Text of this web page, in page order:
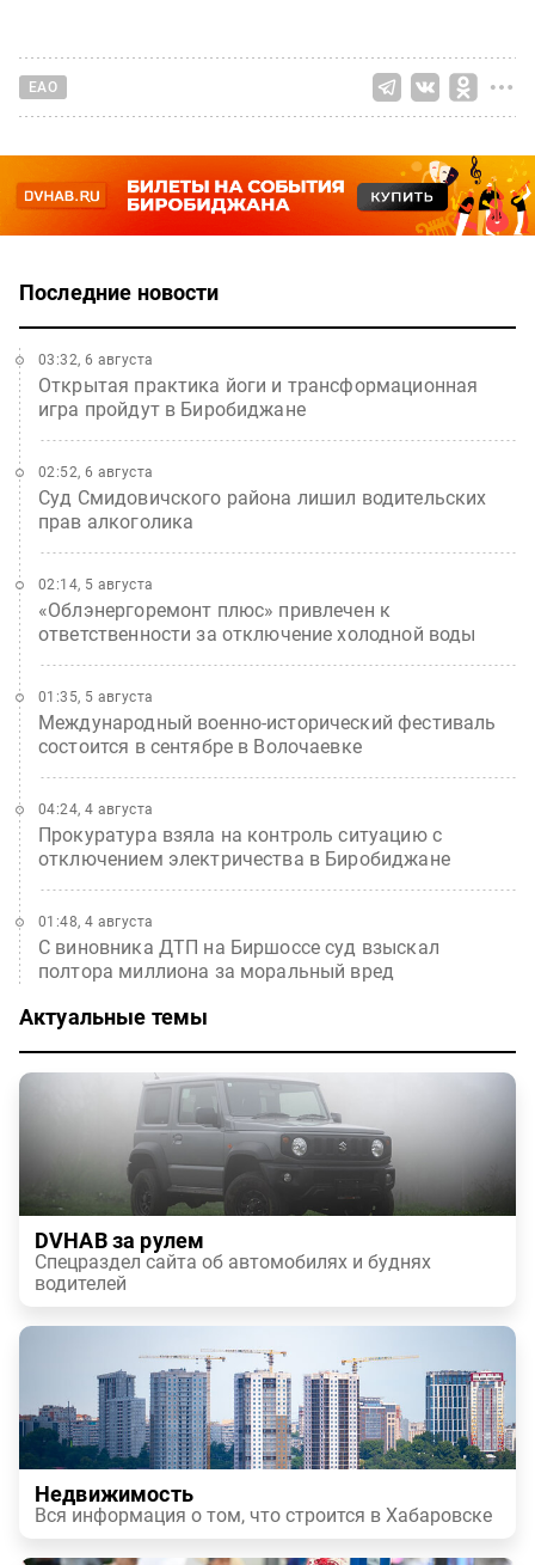
ЕАО
Последние новости
Открытая практика йоги и трансформационная
игра пройдут в Биробиджане
03:32, 6 августа
Суд Смидовичского района лишил водительских
прав алкоголика
02:52, 6 августа
«Облэнергоремонт плюс» привлечен к
ответственности за отключение холодной воды
02:14, 5 августа
Международный военно-исторический фестиваль
состоится в сентябре в Волочаевке
01:35, 5 августа
Прокуратура взяла на контроль ситуацию с
отключением электричества в Биробиджане
04:24, 4 августа
С виновника ДТП на Биршоссе суд взыскал
полтора миллиона за моральный вред
01:48, 4 августа
Актуальные темы
DVHAB за рулем
Спецраздел сайта об автомобилях и буднях
водителей
Недвижимость
Вся информация о том, что строится в Хабаровске